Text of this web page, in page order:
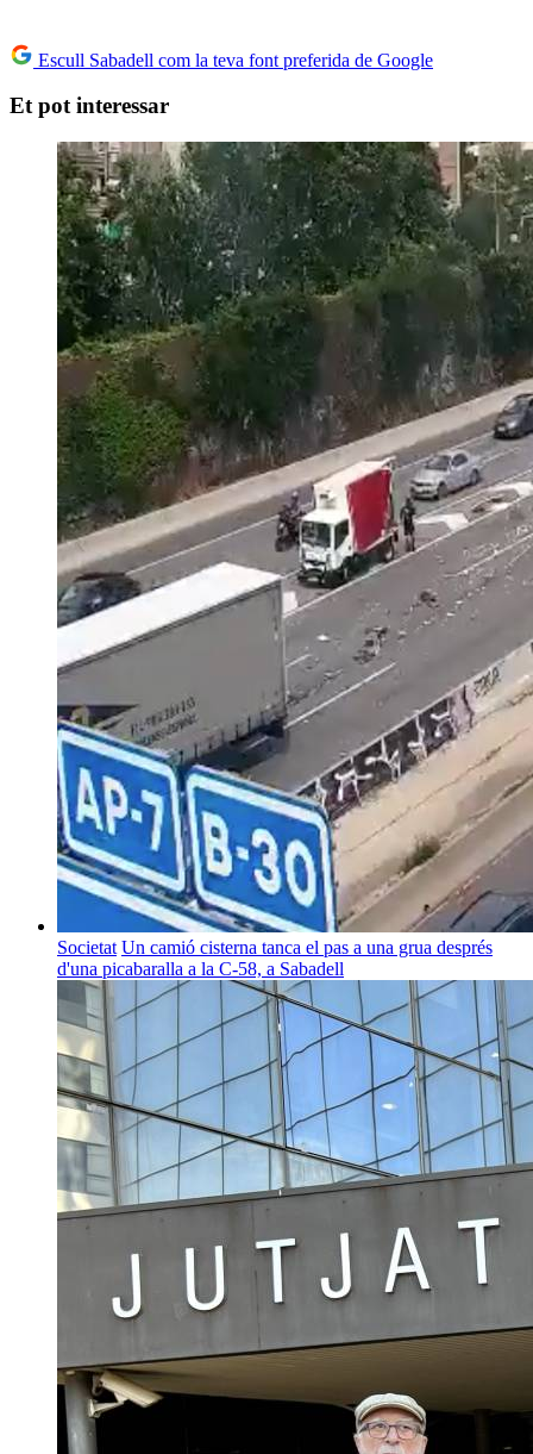
Escull Sabadell com la teva font preferida de Google
Et pot interessar
Societat Un camió cisterna tanca el pas a una grua després
d'una picabaralla a la C-58, a Sabadell